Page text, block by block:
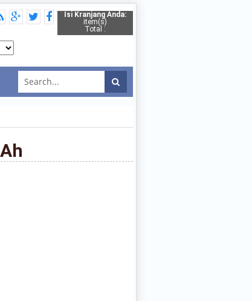
Isi Kranjang Anda:
item(s)
Total :